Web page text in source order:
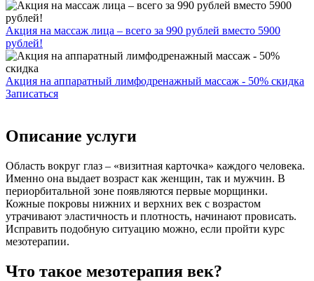
Акция на массаж лица – всего за 990 рублей вместо 5900
рублей!
Акция на аппаратный лимфодренажный массаж - 50% скидка
Записаться
Описание услуги
Область вокруг глаз – «визитная карточка» каждого человека.
Именно она выдает возраст как женщин, так и мужчин. В
периорбитальной зоне появляются первые морщинки.
Кожные покровы нижних и верхних век с возрастом
утрачивают эластичность и плотность, начинают провисать.
Исправить подобную ситуацию можно, если пройти курс
мезотерапии.
Что такое мезотерапия век?